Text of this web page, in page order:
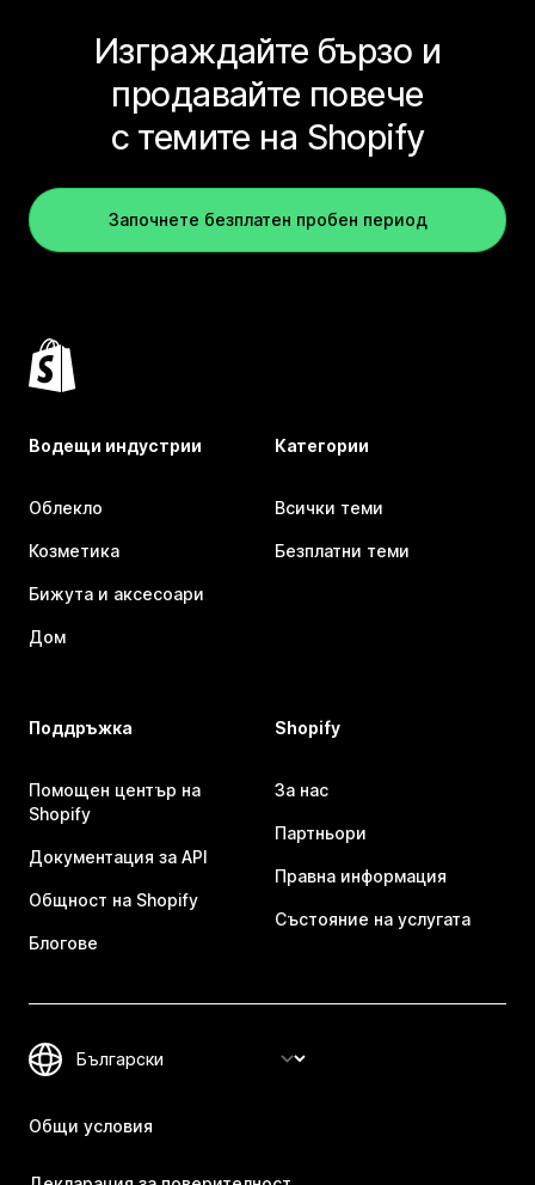
Изграждайте бързо и
продавайте повече
с темите на Shopify
Започнете безплатен пробен период
Водещи индустрии
Облекло
Козметика
Бижута и аксесоари
Дом
Категории
Всички теми
Безплатни теми
Поддръжка
Помощен център на
Shopify
Документация за API
Общност на Shopify
Блогове
Shopify
За нас
Партньори
Правна информация
Състояние на услугата
Общи условия